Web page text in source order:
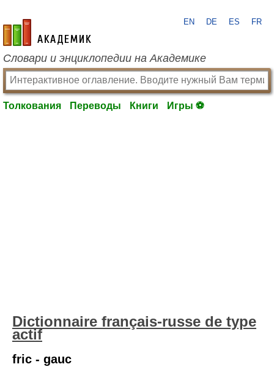
academic.ru
EN DE ES FR
Словари и энциклопедии на Академике
Толкования Переводы Книги Игры ⚽
Dictionnaire français-russe de type
actif
fric - gauc